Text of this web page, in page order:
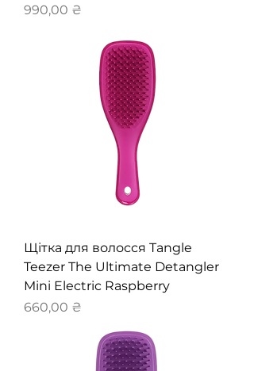
Ціна
990,00 ₴
Щітка для волосся Tangle
Teezer The Ultimate Detangler
Mini Electric Raspberry
Ціна
660,00 ₴